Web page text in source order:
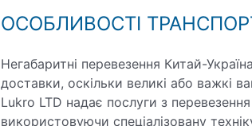
ОСОБЛИВОСТІ
Негабаритні перевезення Китай-
доставки, оскільки великі або важкі
Lukro LTD надає послуги з
використовуючи спеціалізовану